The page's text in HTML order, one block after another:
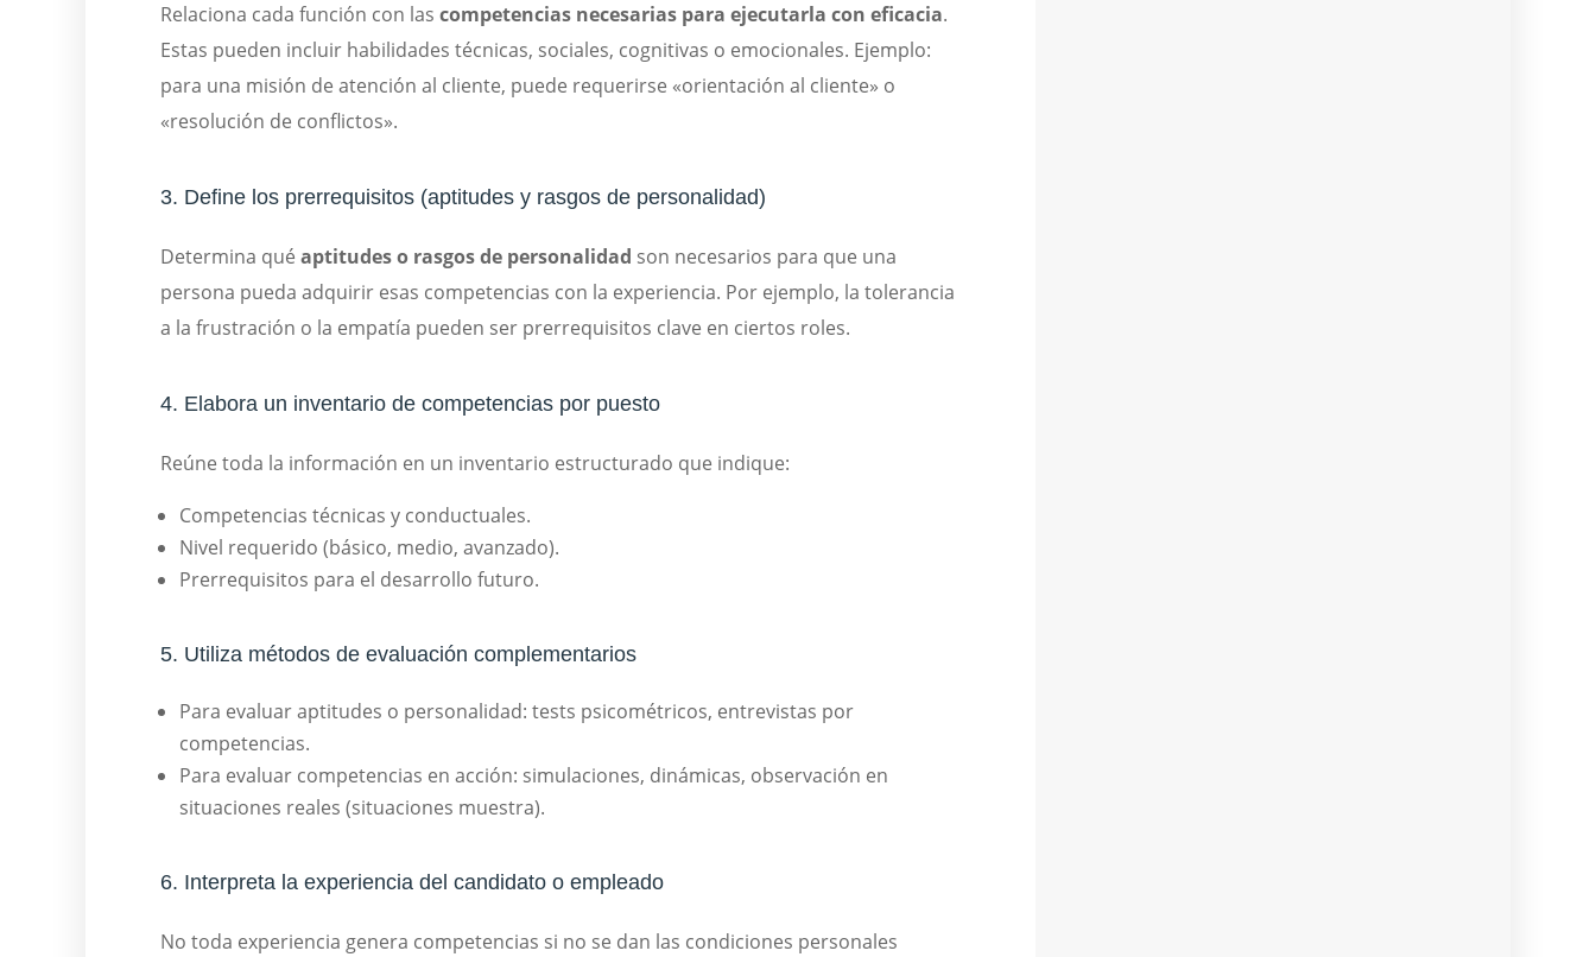
Relaciona cada función con las competencias necesarias para ejecutarla con eficacia.
Estas pueden incluir habilidades técnicas, sociales, cognitivas o emocionales. Ejemplo:
para una misión de atención al cliente, puede requerirse «orientación al cliente» o
«resolución de conflictos».
3. Define los prerrequisitos (aptitudes y rasgos de personalidad)
Determina qué aptitudes o rasgos de personalidad son necesarios para que una
persona pueda adquirir esas competencias con la experiencia. Por ejemplo, la tolerancia
a la frustración o la empatía pueden ser prerrequisitos clave en ciertos roles.
4. Elabora un inventario de competencias por puesto
Reúne toda la información en un inventario estructurado que indique:
Competencias técnicas y conductuales.
Nivel requerido (básico, medio, avanzado).
Prerrequisitos para el desarrollo futuro.
5. Utiliza métodos de evaluación complementarios
Para evaluar aptitudes o personalidad: tests psicométricos, entrevistas por
competencias.
Para evaluar competencias en acción: simulaciones, dinámicas, observación en
situaciones reales (situaciones muestra).
6. Interpreta la experiencia del candidato o empleado
No toda experiencia genera competencias si no se dan las condiciones personales